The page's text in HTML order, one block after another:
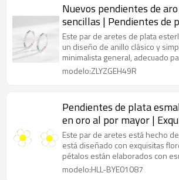
Nuevos pendientes de
sencillas | Pendientes de
alta gama para mujer
Este par de aretes de plata
un diseño de anillo clásico y
minimalista general, adecuado
diario o usar solo.
modelo:ZLYZGEH49R
Pendientes de plata
en oro al por mayor |
pendientes de plata con
para mujer
Este par de aretes está hecho
está diseñado con exquisitas
pétalos están elaborados con
con colores brillantes y vibrantes
modelo:HLL-BYE01087